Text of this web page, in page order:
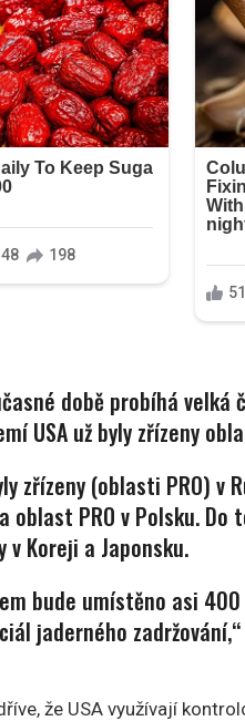
době probíhá
USA už byly zřízeny
zřízeny (oblasti PRO) v
oblast PRO v Polsku.
v Koreji a Japonsku.
bude umístěno asi
jaderného
že USA využívají